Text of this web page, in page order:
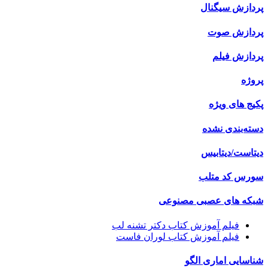
پردازش سیگنال
پردازش صوت
پردازش فیلم
پروژه
پکیج های ویژه
دسته‌بندی نشده
دیتاست/دیتابیس
سورس کد متلب
شبکه های عصبی مصنوعی
فیلم آموزش کتاب دکتر تشنه لب
فیلم آموزش کتاب لوران فاست
شناسایی اماری الگو